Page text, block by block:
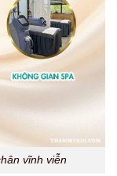
vĩnh viễn